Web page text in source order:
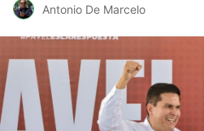
Antonio De Marcelo